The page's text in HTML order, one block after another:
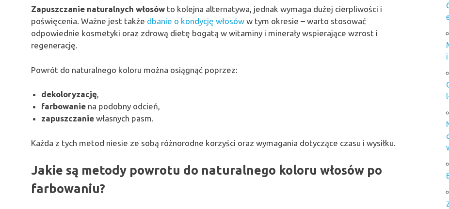
Zapuszczanie naturalnych włosów to kolejna alternatywa, jednak wymaga dużej cierpliwości i
poświęcenia. Ważne jest także dbanie o kondycję włosów w tym okresie – warto stosować
odpowiednie kosmetyki oraz zdrową dietę bogatą w witaminy i minerały wspierające wzrost i
regenerację.
Powrót do naturalnego koloru można osiągnąć poprzez:
dekoloryzację,
farbowanie na podobny odcień,
zapuszczanie własnych pasm.
Każda z tych metod niesie ze sobą różnorodne korzyści oraz wymagania dotyczące czasu i wysiłku.
Jakie są metody powrotu do naturalnego koloru włosów po
farbowaniu?